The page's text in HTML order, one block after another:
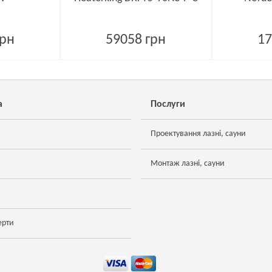
59058 грн
Послуги
Проектування лазні, сауни
Монтаж лазні, сауни